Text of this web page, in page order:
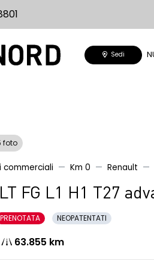
Sedi
foto
commerciali Km 0 Renault
FG L1 H1 T27
PRENOTATA NEOPATENTATI
63.855 km